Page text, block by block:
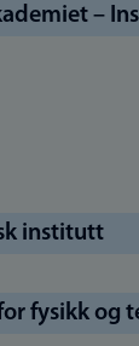
–
institutt
fysikk og